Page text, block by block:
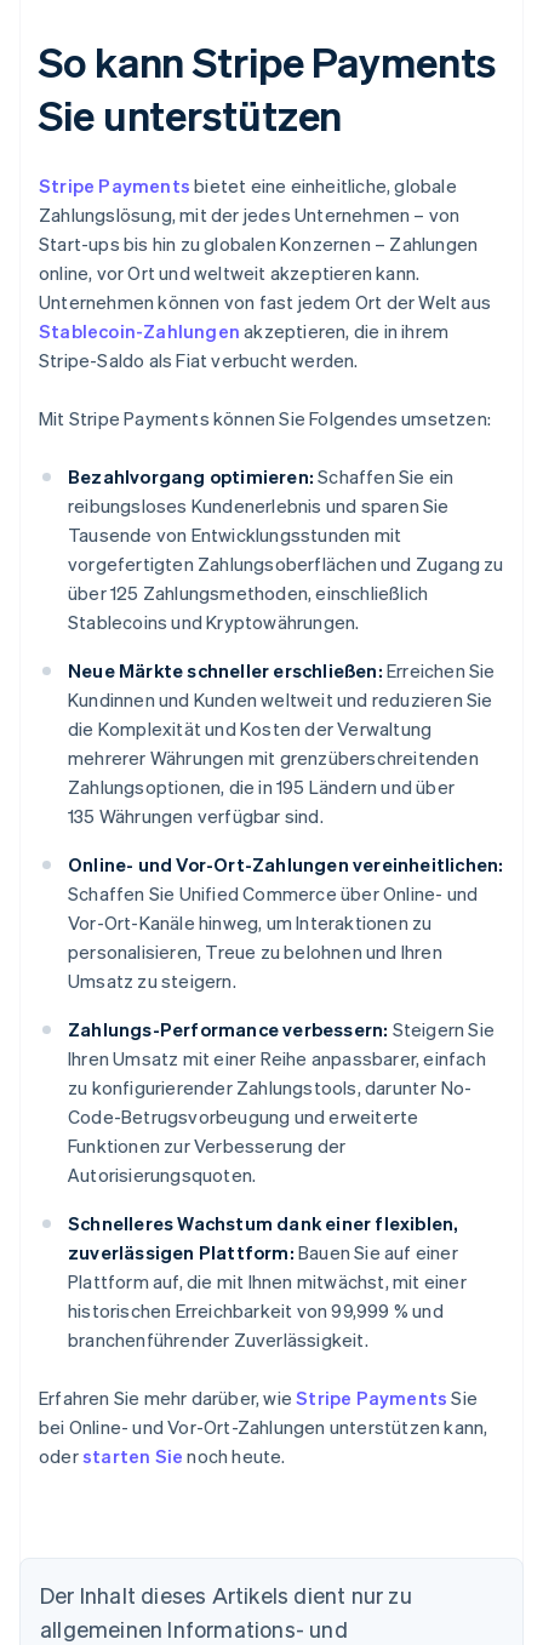
So kann Stripe Payments
Sie unterstützen
Stripe Payments bietet eine einheitliche, globale
Zahlungslösung, mit der jedes Unternehmen – von
Start-ups bis hin zu globalen Konzernen – Zahlungen
online, vor Ort und weltweit akzeptieren kann.
Unternehmen können von fast jedem Ort der Welt aus
Stablecoin-Zahlungen akzeptieren, die in ihrem
Stripe-Saldo als Fiat verbucht werden.
Mit Stripe Payments können Sie Folgendes umsetzen:
Bezahlvorgang optimieren: Schaffen Sie ein
reibungsloses Kundenerlebnis und sparen Sie
Tausende von Entwicklungsstunden mit
vorgefertigten Zahlungsoberflächen und Zugang zu
über 125 Zahlungsmethoden, einschließlich
Stablecoins und Kryptowährungen.
Neue Märkte schneller erschließen: Erreichen Sie
Kundinnen und Kunden weltweit und reduzieren Sie
die Komplexität und Kosten der Verwaltung
mehrerer Währungen mit grenzüberschreitenden
Zahlungsoptionen, die in 195 Ländern und über
135 Währungen verfügbar sind.
Online- und Vor-Ort-Zahlungen vereinheitlichen:
Schaffen Sie Unified Commerce über Online- und
Vor-Ort-Kanäle hinweg, um Interaktionen zu
personalisieren, Treue zu belohnen und Ihren
Umsatz zu steigern.
Zahlungs-Performance verbessern: Steigern Sie
Ihren Umsatz mit einer Reihe anpassbarer, einfach
zu konfigurierender Zahlungstools, darunter No-
Code-Betrugsvorbeugung und erweiterte
Funktionen zur Verbesserung der
Autorisierungsquoten.
Schnelleres Wachstum dank einer flexiblen,
zuverlässigen Plattform: Bauen Sie auf einer
Plattform auf, die mit Ihnen mitwächst, mit einer
historischen Erreichbarkeit von 99,999 % und
branchenführender Zuverlässigkeit.
Erfahren Sie mehr darüber, wieStripe Payments Sie
bei Online- und Vor-Ort-Zahlungen unterstützen kann,
oderstarten Sie noch heute.
Der Inhalt dieses Artikels dient nur zu
allgemeinen Informations- und
Australien
English